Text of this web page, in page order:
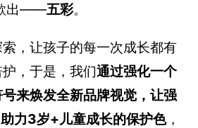
出——五彩。
，让孩子的每一次成长都有
，于是，我们通过强化一个
来焕发全新品牌视觉，让强
力3岁+儿童成长的保护色，